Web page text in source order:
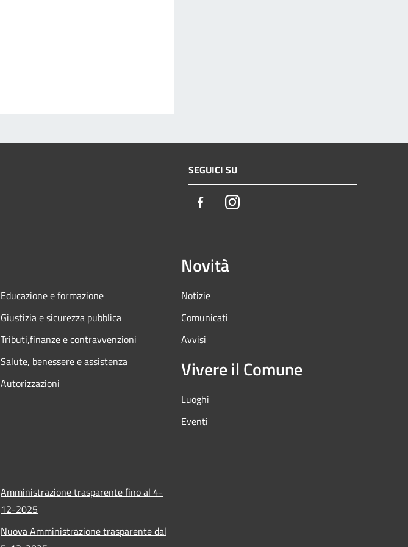
SEGUICI SU
FacebookInstagram
Educazione e formazione
Giustizia e sicurezza pubblica
Tributi,finanze e contravvenzioni
Salute, benessere e assistenza
Autorizzazioni
Novità
Notizie
Comunicati
Avvisi
Vivere il Comune
Luoghi
Eventi
Amministrazione trasparente fino al 4-
12-2025
Nuova Amministrazione trasparente dal